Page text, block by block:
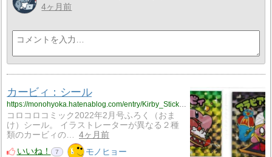
4ヶ月前
カービィ：シール
https://monohyoka.hatenablog.com/entry/Kirby_Stickers?utm_source=feed
コロコロコミック2022年2月号ふろく（おま
け）シール。 イラストレーターが異なる２種
類のカービィの…
4ヶ月前
いいね！
7 モノヒョー